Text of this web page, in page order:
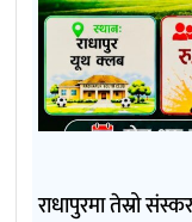
राधापुरमा तेस्रो